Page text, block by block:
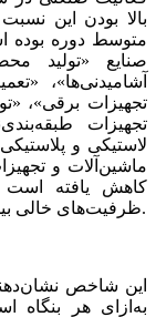
صنایع‌‌‌ «تولید
آشامیدنی‌‌‌ها»،
تجهیزات برقی‌‌‌»،
تجهیزات
لاستیکی‌‌‌ و
ماشین‌‌‌آلات و
کاهش‌‌‌ یافته‌‌‌
ظرفیت‌‌‌های‌‌‌ خالی‌‌‌ بیشتری‌‌‌ نسبت‌‌‌ به‌‌‌ متوسط‌‌‌ بلندمدت خود داشته‌‌‌اند.
این‌‌‌ شاخص‌‌‌
به‌‌‌ازای‌‌‌ هر